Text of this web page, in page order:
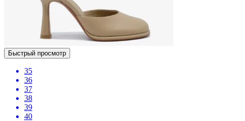
Быстрый просмотр
35
36
37
38
39
40